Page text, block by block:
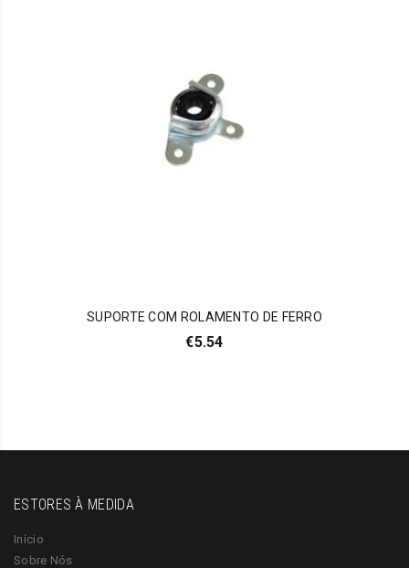
SUPORTE COM ROLAMENTO DE FERRO
€5.54
ESTORES À MEDIDA
Início
Sobre Nós